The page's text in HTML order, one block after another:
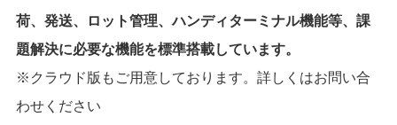
荷、発送、ロット管理、ハンディターミナル機能等、課
題解決に必要な機能を標準搭載しています。
※クラウド版もご用意しております。 詳しくはお問い合
わせください